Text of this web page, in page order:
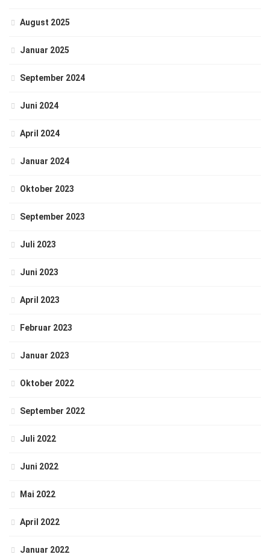
August 2025
Januar 2025
September 2024
Juni 2024
April 2024
Januar 2024
Oktober 2023
September 2023
Juli 2023
Juni 2023
April 2023
Februar 2023
Januar 2023
Oktober 2022
September 2022
Juli 2022
Juni 2022
Mai 2022
April 2022
Januar 2022